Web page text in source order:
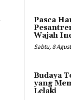
Pasca
Wajah
Sabtu, 8
Budaya
yang
Lelaki